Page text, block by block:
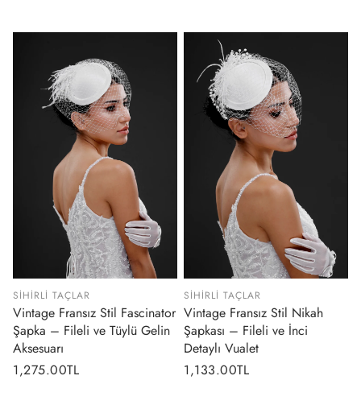
SIHIRLI TAÇLAR
Vintage Fransız Stil Fascinator
Şapka – Fileli ve Tüylü Gelin
Aksesuarı
Normal
1,275.00TL
SIHIRLI TAÇLAR
Vintage Fransız Stil Nikah
Şapkası – Fileli ve İnci
Detaylı Vualet
Normal
1,133.00TL